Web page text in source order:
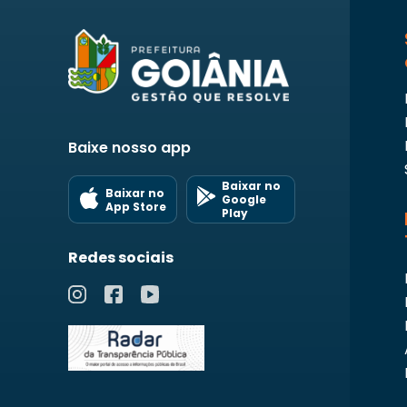
Baixe nosso app
Baixar no
App Store
Baixar no
Google
Play
Redes sociais